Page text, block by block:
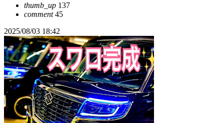
thumb_up 137
comment45
2025/08/03 18:42